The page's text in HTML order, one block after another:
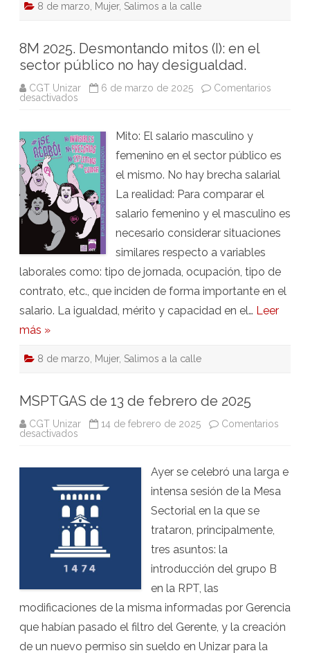
8 de marzo Mujer, Salimos a la calle
8M 2025. Desmontando mitos (I): en el
sector público no hay desigualdad.
CGT Unizar 6 de marzo de 2025
Comentarios
desactivados
mitos
(I):
en
el
sector
público
no
hay
desigualdad.
Mito: El salario masculino y
femenino en el sector público es
el mismo. No hay brecha salarial
La realidad: Para comparar el
salario femenino y el masculino es
necesario considerar situaciones
similares respecto a variables
laborales como: tipo de jornada, ocupación, tipo de
contrato, etc., que inciden de forma importante en el
salario. La igualdad, mérito y capacidad en el… Leer
más »
8 de marzo Mujer, Salimos a la calle
MSPTGAS de 13 de febrero de 2025
CGT Unizar 14 de febrero de 2025
Comentarios
desactivados
de
2025
Ayer se celebró una larga e
intensa sesión de la Mesa
Sectorial en la que se
trataron, principalmente,
tres asuntos: la
introducción del grupo B
en la RPT, las
modificaciones de la misma informadas por Gerencia
que habían pasado el filtro del Gerente, y la creación
de un nuevo permiso sin sueldo en Unizar para la